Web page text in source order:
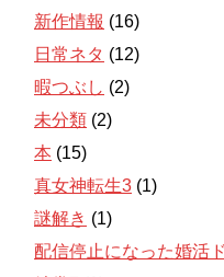
新作情報 (16)
日常ネタ (12)
暇つぶし (2)
未分類 (2)
本 (15)
真女神転生3 (1)
謎解き (1)
配信停止になった婚活